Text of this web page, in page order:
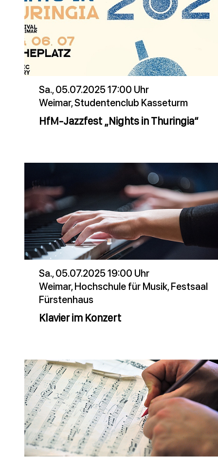
Sa., 05.07.2025 17:00 Uhr
Weimar, Studentenclub Kasseturm
HfM-Jazzfest „Nights in Thuringia“
Sa., 05.07.2025 19:00 Uhr
Weimar, Hochschule für Musik, Festsaal
Fürstenhaus
Klavier im Konzert